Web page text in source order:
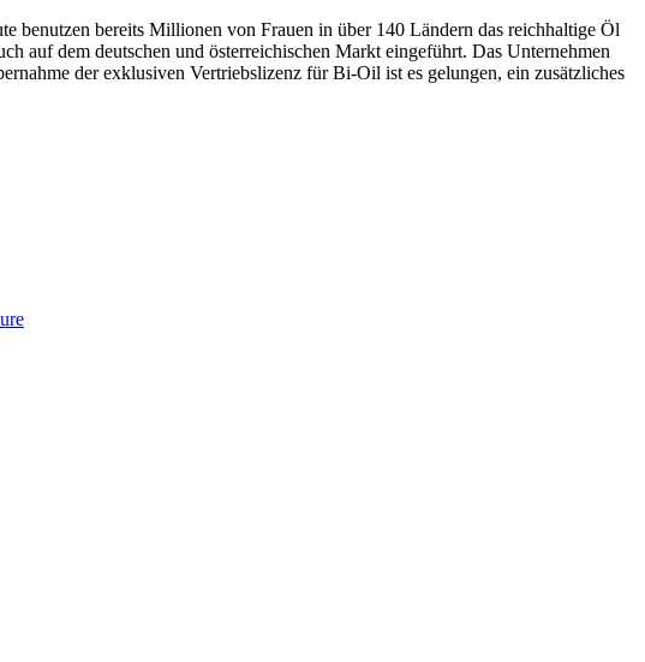
bereits Millionen von Frauen in über 140 Ländern das reichhaltige Öl
auf dem deutschen und österreichischen Markt eingeführt. Das Unternehmen
der exklusiven Vertriebslizenz für Bi-Oil ist es gelungen, ein zusätzliches